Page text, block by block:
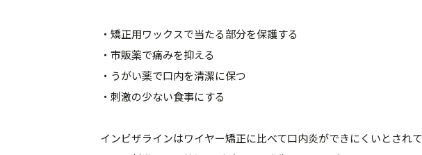
・矯正用ワックスで当たる部分を保護する
・市販薬で痛みを抑える
・うがい薬で口内を清潔に保つ
・刺激の少ない食事にする
インビザラインはワイヤー矯正に比べて口内炎ができにくいとされ